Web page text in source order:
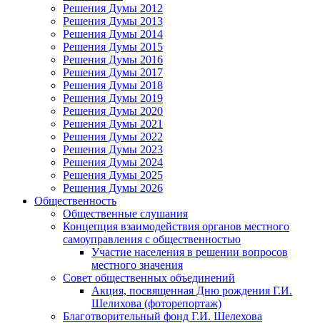
Решения Думы 2012
Решения Думы 2013
Решения Думы 2014
Решения Думы 2015
Решения Думы 2016
Решения Думы 2017
Решения Думы 2018
Решения Думы 2019
Решения Думы 2020
Решения Думы 2021
Решения Думы 2022
Решения Думы 2023
Решения Думы 2024
Решения Думы 2025
Решения Думы 2026
Общественность
Общественные слушания
Концепция взаимодействия органов местного
самоуправления с общественностью
Участие населения в решении вопросов
местного значения
Совет общественных объединений
Акция, посвященная Дню рождения Г.И.
Шелихова (фоторепортаж)
Благотворительный фонд Г.И. Шелехова